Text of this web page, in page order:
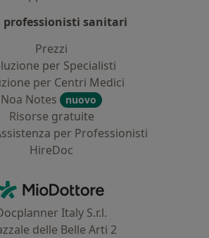
professionisti sanitari
Prezzi
per Specialisti
per Centri Medici
Noa Notes
nuovo
Risorse gratuite
per Professionisti
HireDoc
MioDottore - Homepage
Italy S.r.l.
delle Belle Arti 2